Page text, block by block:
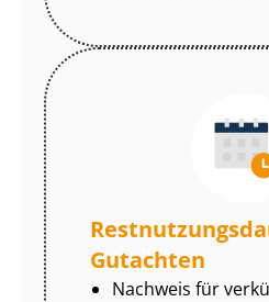
Gutachten
Nachweis für